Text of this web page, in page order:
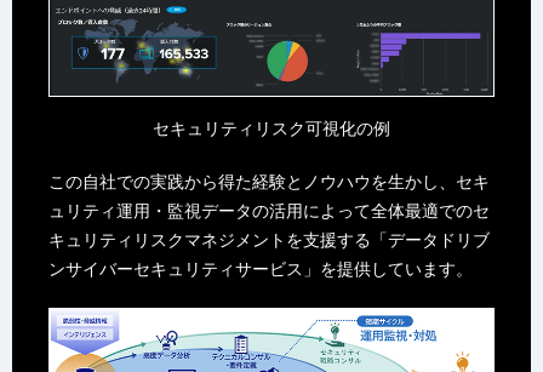
セキュリティリスク可視化の例
この自社での実践から得た経験とノウハウを生かし、セキ
ュリティ運用・監視データの活用によって全体最適でのセ
キュリティリスクマネジメントを支援する「データドリブ
ンサイバーセキュリティサービス」を提供しています。